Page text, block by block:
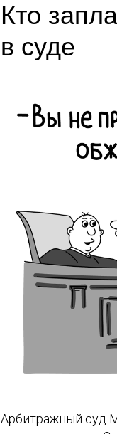
Кто
в суде
Арбитражный суд